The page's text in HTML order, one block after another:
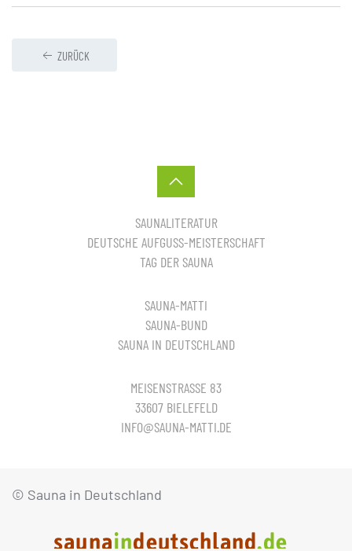
ZURÜCK
SAUNALITERATUR
DEUTSCHE AUFGUSS-MEISTERSCHAFT
TAG DER SAUNA
SAUNA-MATTI
SAUNA-BUND
SAUNA IN DEUTSCHLAND
MEISENSTRASSE 83
33607 BIELEFELD
INFO@SAUNA-MATTI.DE
© Sauna in Deutschland